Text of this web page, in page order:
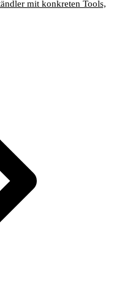
mit konkreten Tools,